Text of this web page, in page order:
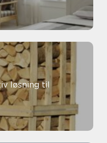
løsning til